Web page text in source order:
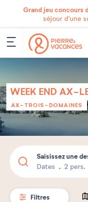
Grand jeu concours
séjour d'une
WEEK END AX-
AX-TROIS-DOMAINES
Saisissez une
Dates 2 pers.
Filtres